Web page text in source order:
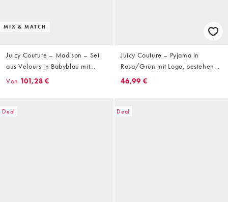
MIX & MATCH
Juicy Couture – Madison – Set
aus Velours in Babyblau mit
Reißverschluss
Von 101,28 €
Juicy Couture – Pyjama in
Rosa/Grün mit Logo, bestehend
aus Oberteil, Shorts und
46,99 €
Deal Deal